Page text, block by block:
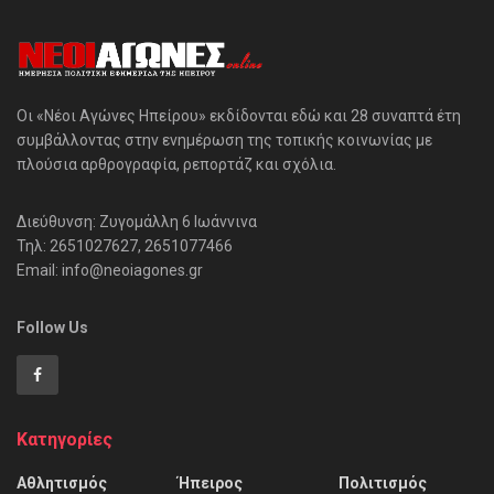
Οι «Νέοι Αγώνες Ηπείρου» εκδίδονται εδώ και 28 συναπτά έτη
συμβάλλοντας στην ενημέρωση της τοπικής κοινωνίας με
πλούσια αρθρογραφία, ρεπορτάζ και σχόλια.
Διεύθυνση: Ζυγομάλλη 6 Ιωάννινα
Τηλ: 2651027627, 2651077466
Email: info@neoiagones.gr
Follow Us
Κατηγορίες
Αθλητισμός
Ήπειρος
Πολιτισμός